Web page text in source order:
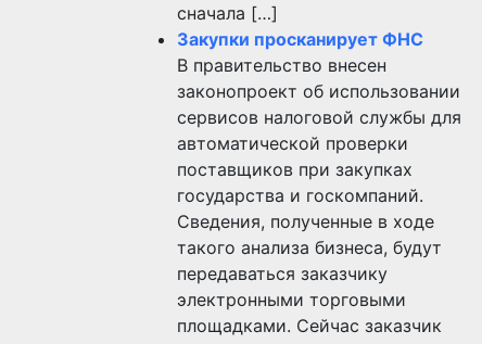
сначала […]
Закупки просканирует ФНС
В правительство внесен
законопроект об использовании
сервисов налоговой службы для
автоматической проверки
поставщиков при закупках
государства и госкомпаний.
Сведения, полученные в ходе
такого анализа бизнеса, будут
передаваться заказчику
электронными торговыми
площадками. Сейчас заказчик